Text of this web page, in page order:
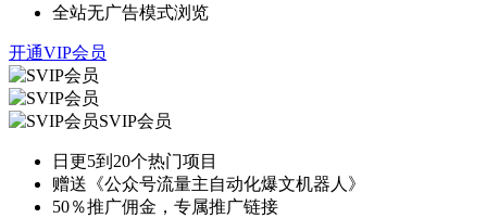
全站无广告模式浏览
开通VIP会员
SVIP会员
日更5到20个热门项目
赠送《公众号流量主自动化爆文机器人》
50％推广佣金，专属推广链接